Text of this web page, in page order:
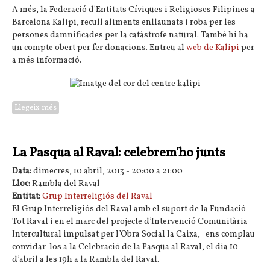
A més, la Federació d'Entitats Cíviques i Religioses Filipines a
Barcelona Kalipi, recull aliments enllaunats i roba per les
persones damnificades per la catàstrofe natural. També hi ha
un compte obert per fer donacions. Entreu al web de Kalipi per
a més informació.
Llegeix més
La Pasqua al Raval: celebrem'ho junts
Data:dimecres, 10 abril, 2013 - 20:00 a 21:00
Lloc:Rambla del Raval
Entitat:Grup Interreligiós del Raval
El Grup Interreligiós del Raval amb el suport de la Fundació
Tot Raval i en el marc del projecte d’Intervenció Comunitària
Intercultural impulsat per l’Obra Social la Caixa, ens complau
convidar-los a la Celebració de la Pasqua al Raval, el dia 10
d’abril a les 19h a la Rambla del Raval.